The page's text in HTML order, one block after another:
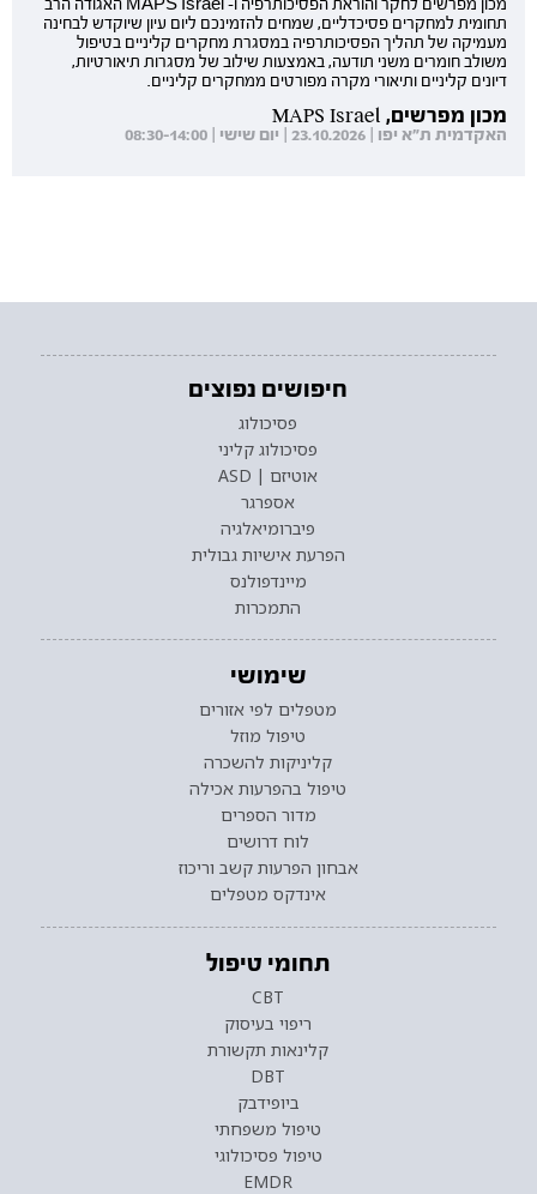
מכון מפרשים לחקר והוראת הפסיכותרפיה ו- MAPS Israel האגודה הרב
תחומית למחקרים פסיכדליים, שמחים להזמינכם ליום עיון שיוקדש לבחינה
מעמיקה של תהליך הפסיכותרפיה במסגרת מחקרים קליניים בטיפול
משולב חומרים משני תודעה, באמצעות שילוב של מסגרות תיאורטיות,
דיונים קליניים ותיאורי מקרה מפורטים ממחקרים קליניים.
מכון מפרשים, MAPS Israel
האקדמית ת"א יפו | 23.10.2026 | יום שישי | 08:30-14:00
חיפושים נפוצים
פסיכולוג
פסיכולוג קליני
אוטיזם | ASD
אספרגר
פיברומיאלגיה
הפרעת אישיות גבולית
מיינדפולנס
התמכרות
שימושי
מטפלים לפי אזורים
טיפול מוזל
קליניקות להשכרה
טיפול בהפרעות אכילה
מדור הספרים
לוח דרושים
אבחון הפרעות קשב וריכוז
אינדקס מטפלים
תחומי טיפול
CBT
ריפוי בעיסוק
קלינאות תקשורת
DBT
ביופידבק
טיפול משפחתי
טיפול פסיכולוגי
EMDR